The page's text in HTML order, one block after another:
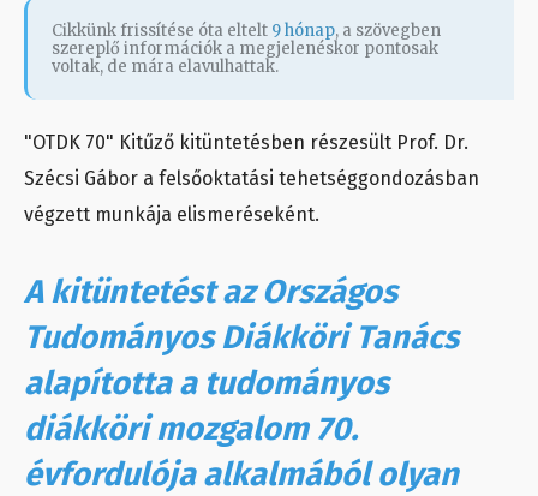
Cikkünk frissítése óta eltelt 9 hónap, a szövegben
szereplő információk a megjelenéskor pontosak
voltak, de mára elavulhattak.
"OTDK 70" Kitűző kitüntetésben részesült Prof. Dr.
Szécsi Gábor a felsőoktatási tehetséggondozásban
végzett munkája elismeréseként.
A kitüntetést az Országos
Tudományos Diákköri Tanács
alapította a tudományos
diákköri mozgalom 70.
évfordulója alkalmából olyan